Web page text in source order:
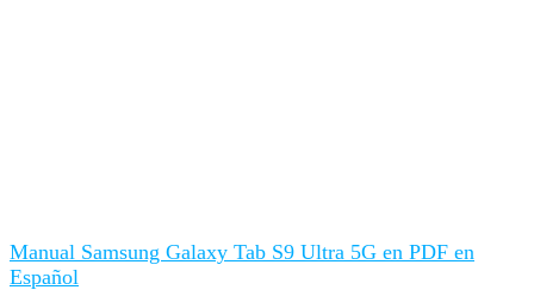
Manual Samsung Galaxy Tab S9 Ultra 5G en PDF en
Español